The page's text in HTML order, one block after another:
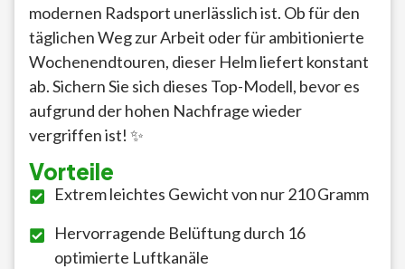
modernen Radsport unerlässlich ist. Ob für den
täglichen Weg zur Arbeit oder für ambitionierte
Wochenendtouren, dieser Helm liefert konstant
ab. Sichern Sie sich dieses Top-Modell, bevor es
aufgrund der hohen Nachfrage wieder
vergriffen ist! ✨
Vorteile
Extrem leichtes Gewicht von nur 210 Gramm
Hervorragende Belüftung durch 16
optimierte Luftkanäle